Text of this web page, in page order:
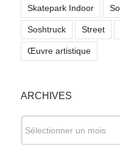
Skatepark Indoor
Soshtruck Street
Œuvre artistique
ARCHIVES